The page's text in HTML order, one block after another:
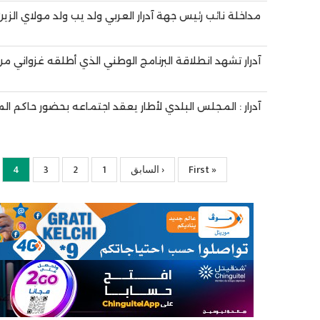
مداخلة نائب رئيس جهة آدرار العربي ولد يب ولد مولاي
آدرار تشهد انطلاقة البرنامج الوطني الذي أطلقه غزواني
آدرار : المجلس البلدي لأطار يعقد اجتماعه بحضور حاكم
First
page
« First
Previous
page
‹ السابق الصفحة1 الصفحة
2 الصفحة
3
4